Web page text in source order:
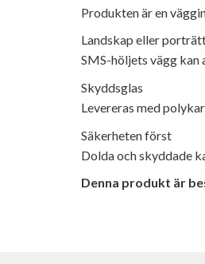
Produkten är en
Landskap eller
SMS-höljets vägg kan
Skyddsglas
Levereras med
Säkerheten först
Dolda och skyddade
Denna produkt är